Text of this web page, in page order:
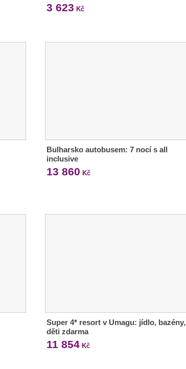
3 623 Kč
Bulharsko autobusem: 7 nocí s all
inclusive
13 860 Kč
Super 4* resort v Umagu: jídlo, bazény,
děti zdarma
11 854Kč